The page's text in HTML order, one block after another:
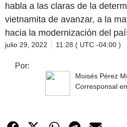
habla a las claras de la
vietnamita de avanzar, a la
hacia la modernización del
julio 29, 2022 11:28 ( UTC -04:00 )
Por:
Moisés Pérez
Corresponsal